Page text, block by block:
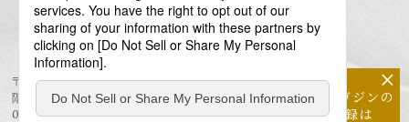
〒106-6123 東京都港区六本木6-10-1 六本木ヒルズ森タワー23
階
03-6438-5511（代表） / 03-6438-5611（特許・商標）
×
メールマガジンの
配信登録は